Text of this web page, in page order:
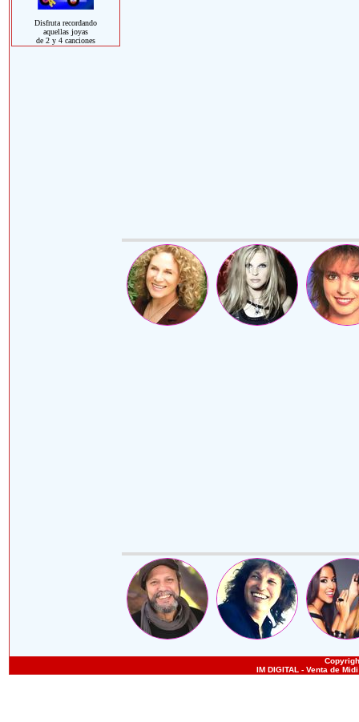
Disfruta recordando
aquellas joyas
de 2 y 4 canciones
IM DIGITAL - Venta de